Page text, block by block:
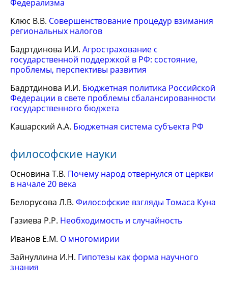
Федерализма
Клюс В.В. Совершенствование процедур взимания
региональных налогов
Бадртдинова И.И. Агрострахование с
государственной поддержкой в РФ: состояние,
проблемы, перспективы развития
Бадртдинова И.И. Бюджетная политика Российской
Федерации в свете проблемы сбалансированности
государственного бюджета
Кашарский А.А. Бюджетная система субъекта РФ
философские науки
Основина Т.В. Почему народ отвернулся от церкви
в начале 20 века
Белорусова Л.В. Философские взгляды Томаса Куна
Газиева Р.Р. Необходимость и случайность
Иванов Е.М. О многомирии
Зайнуллина И.Н. Гипотезы как форма научного
знания